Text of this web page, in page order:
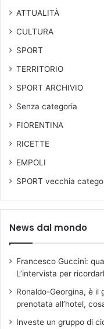
ATTUALITÀ
CULTURA
SPORT
TERRITORIO
SPORT ARCHIVIO
Senza categoria
FIORENTINA
RICETTE
EMPOLI
SPORT vecchia
News dal mondo
Francesco Guccini:
L’intervista per
Ronaldo-Georgina, è il
prenotata all’hotel,
Investe un gruppo di